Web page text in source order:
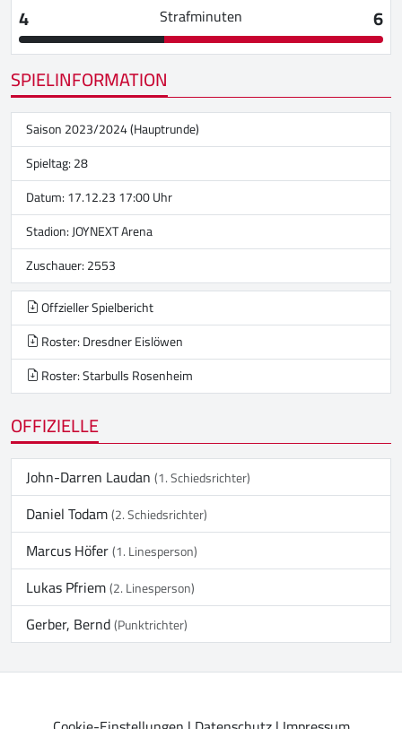
4
Strafminuten
6
SPIELINFORMATION
Saison 2023/2024 (Hauptrunde)
Spieltag: 28
Datum: 17.12.23 17:00 Uhr
Stadion:JOYNEXT Arena
Zuschauer: 2553
Offzieller Spielbericht
Roster: Dresdner Eislöwen
Roster: Starbulls Rosenheim
OFFIZIELLE
John-Darren Laudan(1. Schiedsrichter)
Daniel Todam(2. Schiedsrichter)
Marcus Höfer(1. Linesperson)
Lukas Pfriem(2. Linesperson)
Gerber, Bernd(Punktrichter)